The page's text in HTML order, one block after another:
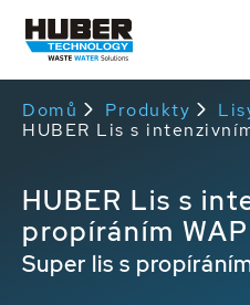
Domů Produkty
HUBER Lis s
HUBER Lis s
propíráním
Super lis s